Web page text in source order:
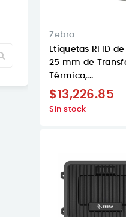
Zebra
Etiquetas RFID
25 mm de
Térmica,...
$13,226.85
Sin stock